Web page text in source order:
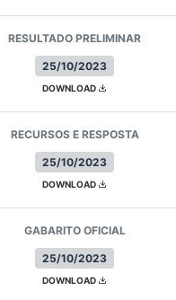
25/10/2023
RESULTADO PRELIMINAR
DOWNLOAD
25/10/2023
RECURSOS E RESPOSTA
DOWNLOAD
25/10/2023
GABARITO OFICIAL
DOWNLOAD